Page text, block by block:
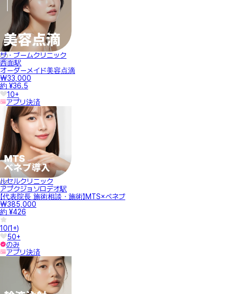
ザ・ブームクリニック
西面駅
オーダーメイド美容点滴
₩33,000
約 ¥36.5
10+
アプリ決済
ルセルクリニック
アプクジョソロデオ駅
【代表院長 施術相談・施術】MTS×ベネブ
₩385,000
約 ¥426
10(1+)
50+
のみ
アプリ決済